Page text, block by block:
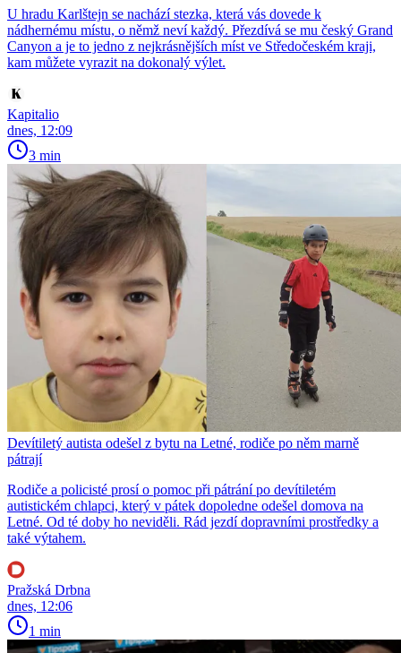
U hradu Karlštejn se nachází stezka, která vás dovede k
nádhernému místu, o němž neví každý. Přezdívá se mu český Grand
Canyon a je to jedno z nejkrásnějších míst ve Středočeském kraji,
kam můžete vyrazit na dokonalý výlet.
Kapitalio
dnes, 12:09
3 min
Devítiletý autista odešel z bytu na Letné, rodiče po něm marně
pátrají
Rodiče a policisté prosí o pomoc při pátrání po devítiletém
autistickém chlapci, který v pátek dopoledne odešel domova na
Letné. Od té doby ho neviděli. Rád jezdí dopravními prostředky a
také výtahem.
Pražská Drbna
dnes, 12:06
1 min